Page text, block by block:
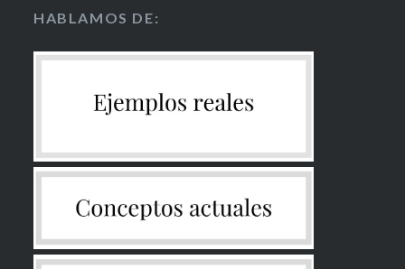
HABLAMOS DE: